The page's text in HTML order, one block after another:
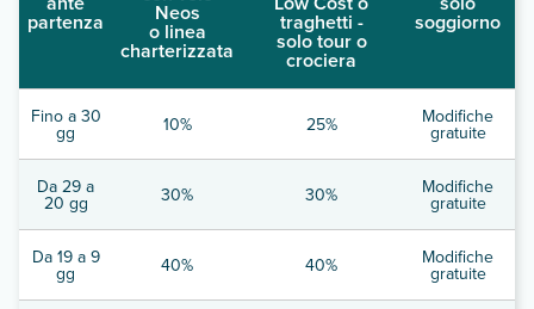
partenza Neos
o linea
charterizzata
traghetti -
solo tour o
crociera
soggiorno
Fino a 30
gg 10% 25% Modifiche
gratuite
Da 29 a
20 gg 30% 30% Modifiche
gratuite
Da 19 a 9
gg 40% 40% Modifiche
gratuite